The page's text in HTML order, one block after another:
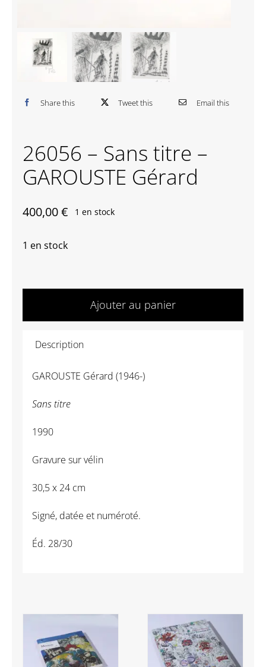
Share this Tweet this Email this
26056 – Sans titre –
GAROUSTE Gérard
400,00€ 1 en stock
1 en stock
de
-
Ajouter au panier
Description
GAROUSTE Gérard (1946-)
Sans titre
1990
Gravure sur vélin
30,5 x 24 cm
Signé, datée et numéroté.
Éd. 28/30